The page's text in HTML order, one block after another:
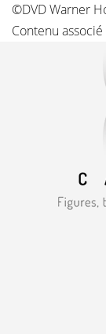
©DVD Warner
Contenu associé